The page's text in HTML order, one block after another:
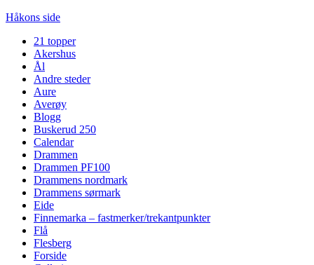
Håkons side
21 topper
Akershus
Ål
Andre steder
Aure
Averøy
Blogg
Buskerud 250
Calendar
Drammen
Drammen PF100
Drammens nordmark
Drammens sørmark
Eide
Finnemarka – fastmerker/trekantpunkter
Flå
Flesberg
Forside